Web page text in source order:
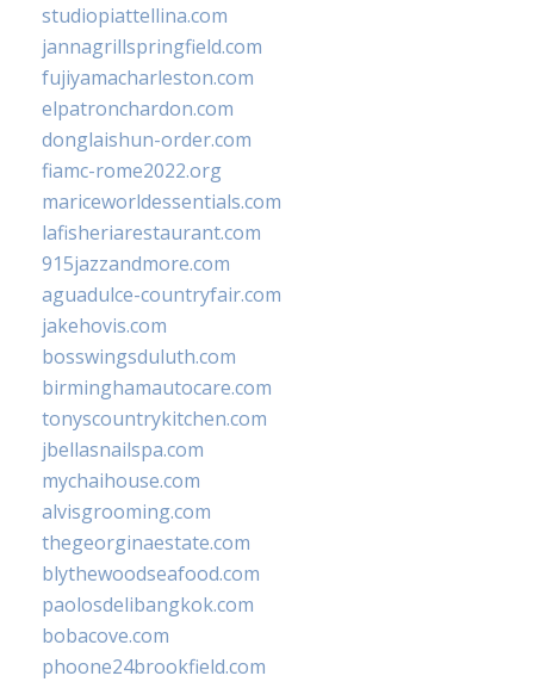
studiopiattellina.com
jannagrillspringfield.com
fujiyamacharleston.com
elpatronchardon.com
donglaishun-order.com
fiamc-rome2022.org
mariceworldessentials.com
lafisheriarestaurant.com
915jazzandmore.com
aguadulce-countryfair.com
jakehovis.com
bosswingsduluth.com
birminghamautocare.com
tonyscountrykitchen.com
jbellasnailspa.com
mychaihouse.com
alvisgrooming.com
thegeorginaestate.com
blythewoodseafood.com
paolosdelibangkok.com
bobacove.com
phoone24brookfield.com